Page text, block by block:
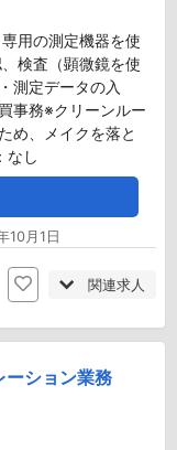
用の測定機器を使
検査（顕微鏡を使
測定データの入
事務※クリーンルー
め、メイクを落と
なし
月1日
関連求人
ーション業務